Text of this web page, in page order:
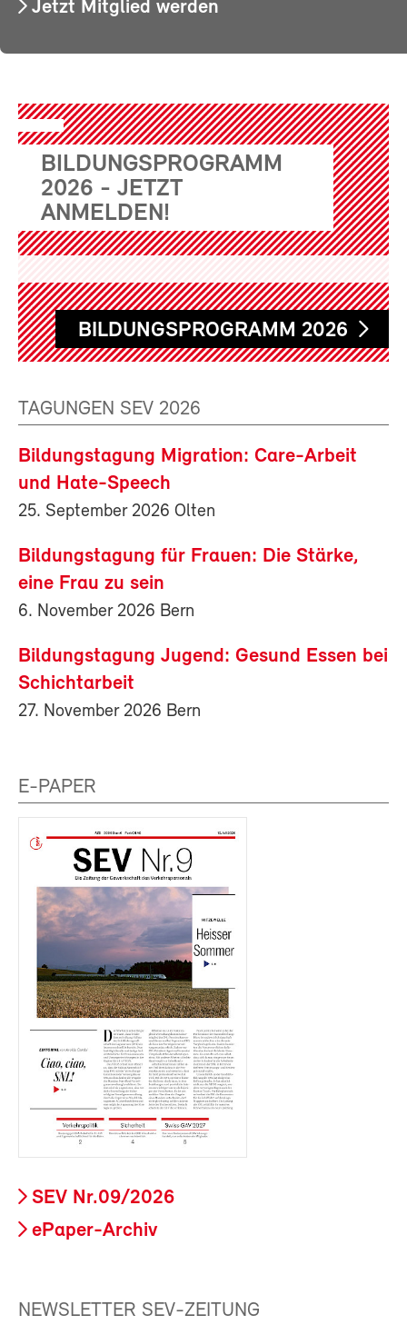
Jetzt Mitglied werden
BILDUNGSPROGRAMM
2026 - JETZT
ANMELDEN!
BILDUNGSPROGRAMM 2026
TAGUNGEN SEV 2026
Bildungstagung Migration: Care-Arbeit
und Hate-Speech
25. September 2026 Olten
Bildungstagung für Frauen: Die Stärke,
eine Frau zu sein
6. November 2026 Bern
Bildungstagung Jugend: Gesund Essen bei
Schichtarbeit
27. November 2026 Bern
E-PAPER
SEV Nr.09/2026
ePaper-Archiv
NEWSLETTER SEV-ZEITUNG